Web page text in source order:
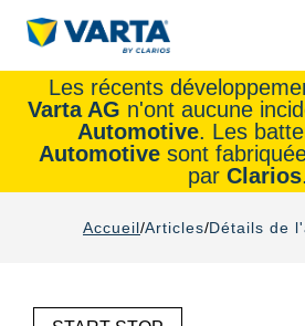
Les récents
Varta AG n'ont aucune
Automotive. Les
Automotive sont
par Clarios.
Accueil Articles Détails de